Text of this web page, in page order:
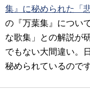
集』に秘められた「
の『万葉集』につい
な歌集」との解説が
でもない大間違い。
秘められているのです